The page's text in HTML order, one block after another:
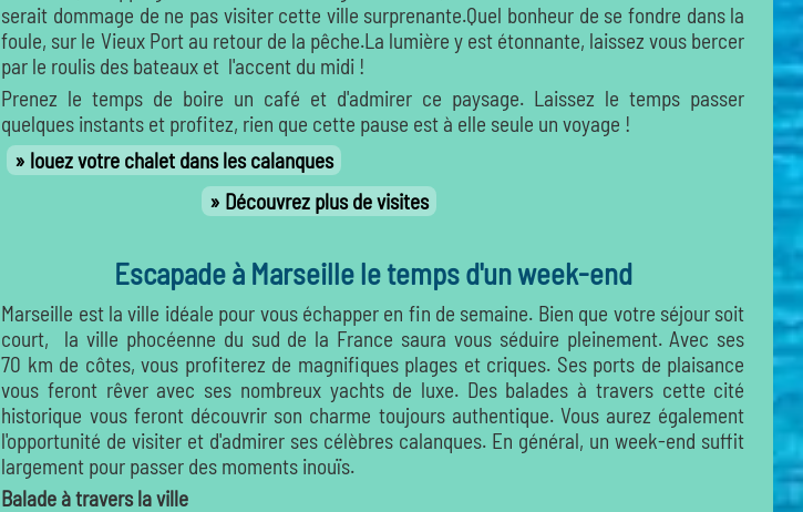
serait dommage de ne pas visiter cette ville surprenante.Quel bonheur de se fondre dans la
foule, sur le Vieux Port au retour de la pêche.La lumière y est étonnante, laissez vous bercer
par le roulis des bateaux et l'accent du midi !
Prenez le temps de boire un café et d'admirer ce paysage. Laissez le temps passer
quelques instants et profitez, rien que cette pause est à elle seule un voyage !
louez votre chalet dans les calanques
Découvrez plus de visites
Escapade à Marseille le temps d'un week-end
Marseille est la ville idéale pour vous échapper en fin de semaine. Bien que votre séjour soit
court, la ville phocéenne du sud de la France saura vous séduire pleinement. Avec ses
70 km de côtes, vous profiterez de magnifiques plages et criques. Ses ports de plaisance
vous feront rêver avec ses nombreux yachts de luxe. Des balades à travers cette cité
historique vous feront découvrir son charme toujours authentique. Vous aurez également
l'opportunité de visiter et d'admirer ses célèbres calanques. En général, un week-end suffit
largement pour passer des moments inouïs.
Balade à travers la ville